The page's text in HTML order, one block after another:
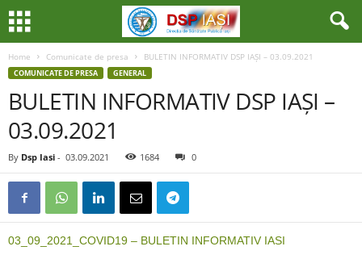
Home Comunicate de presa BULETIN INFORMATIV DSP IAȘI – 03.09.2021
COMUNICATE DE PRESA GENERAL
BULETIN INFORMATIV DSP IAȘI –
03.09.2021
By Dsp Iasi - 03.09.2021 1684 0
03_09_2021_COVID19 – BULETIN INFORMATIV IASI